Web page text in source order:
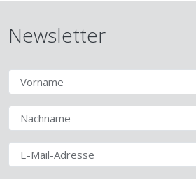
Newsletter